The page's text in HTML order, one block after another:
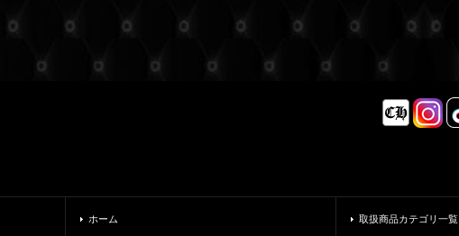
ホーム 取扱商品カテゴリ一覧